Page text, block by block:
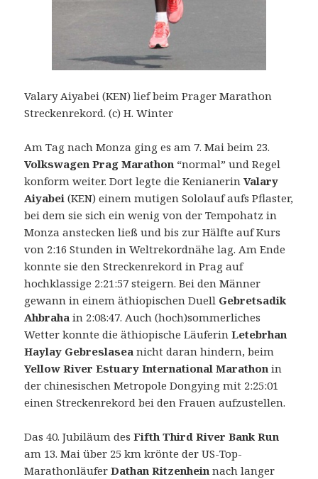
Valary Aiyabei (KEN) lief beim Prager Marathon
Streckenrekord. (c) H. Winter
Am Tag nach Monza ging es am 7. Mai beim 23.
Volkswagen Prag Marathon “normal” und Regel
konform weiter. Dort legte die KenianerinValary
Aiyabei (KEN) einem mutigen Sololauf aufs Pflaster,
bei dem sie sich ein wenig von der Tempohatz in
Monza anstecken ließ und bis zur Hälfte auf Kurs
von 2:16 Stunden in Weltrekordnähe lag. Am Ende
konnte sie den Streckenrekord in Prag auf
hochklassige 2:21:57 steigern. Bei den Männer
gewann in einem äthiopischen Duell Gebretsadik
Ahbraha in 2:08:47. Auch (hoch)sommerliches
Wetter konnte die äthiopische LäuferinLetebrhan
Haylay Gebreslasea nicht daran hindern, beim
Yellow River Estuary International Marathon in
der chinesischen Metropole Dongying mit 2:25:01
einen Streckenrekord bei den Frauen aufzustellen.
Das 40. Jubiläum desFifth Third River Bank Run
am 13. Mai über 25 km krönte der US-Top-
MarathonläuferDathan Ritzenhein nach langer